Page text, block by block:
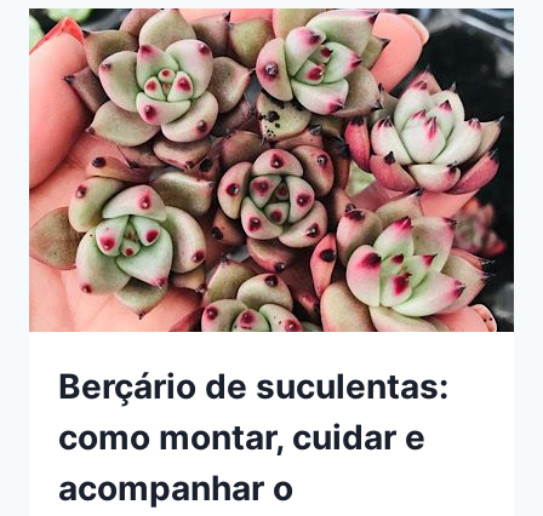
DE
ALTA
PRODUTIVIDADE
Berçário de suculentas:
como montar, cuidar e
acompanhar o